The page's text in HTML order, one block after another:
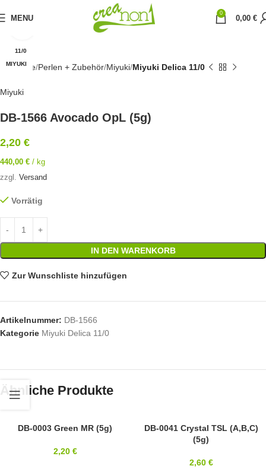
MENU
0
0,00 €
11/0
MIYUKI
Startseite Perlen + Zubehör Miyuki Miyuki Delica 11/0
Miyuki
DB-1566 Avocado OpL (5g)
2,20 €
440,00 € / kg
zzgl. Versand
Vorrätig
IN DEN WARENKORB
Zur Wunschliste hinzufügen
Artikelnummer: DB-1566
Kategorie Miyuki Delica 11/0
Ähnliche Produkte
DB-0003 Green MR (5g)
2,20 €
11/0
DB-0041 Crystal TSL (A,B,C)
(5g)
2,60 €